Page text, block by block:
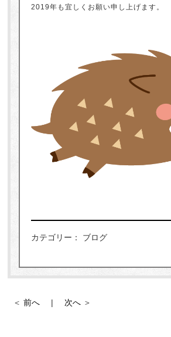
2019年も宜しくお願い申し上げます。
カテゴリー： ブログ
前へ 次へ